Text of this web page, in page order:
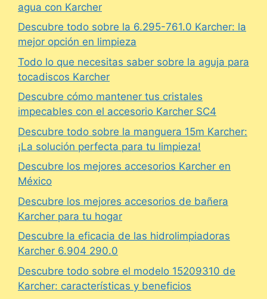
agua con Karcher
Descubre todo sobre la 6.295-761.0 Karcher: la
mejor opción en limpieza
Todo lo que necesitas saber sobre la aguja para
tocadiscos Karcher
Descubre cómo mantener tus cristales
impecables con el accesorio Karcher SC4
Descubre todo sobre la manguera 15m Karcher:
¡La solución perfecta para tu limpieza!
Descubre los mejores accesorios Karcher en
México
Descubre los mejores accesorios de bañera
Karcher para tu hogar
Descubre la eficacia de las hidrolimpiadoras
Karcher 6.904 290.0
Descubre todo sobre el modelo 15209310 de
Karcher: características y beneficios